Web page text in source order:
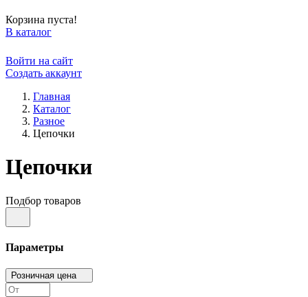
Корзина пуста!
В каталог
Войти на сайт
Создать аккаунт
Главная
Каталог
Разное
Цепочки
Цепочки
Подбор товаров
Параметры
Розничная цена